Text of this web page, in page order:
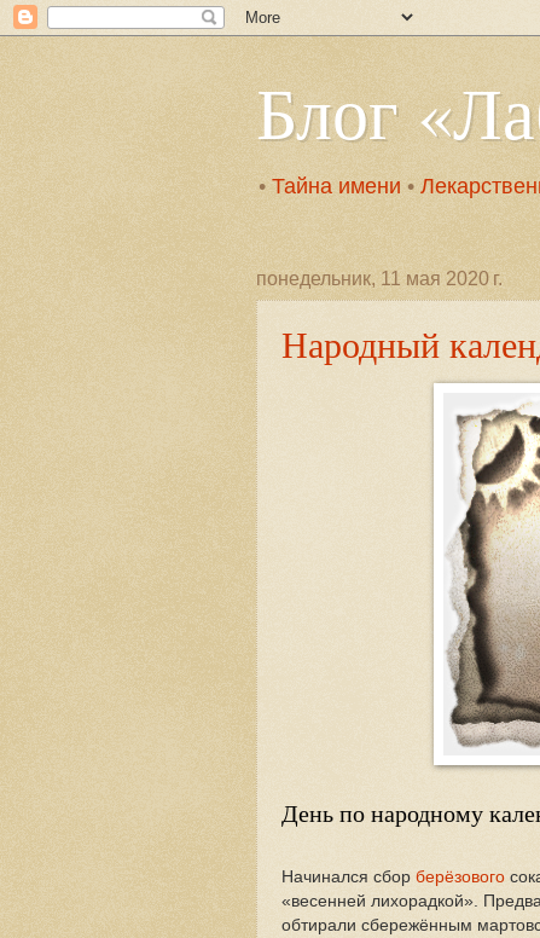
Блог
• Тайна имени •
понедельник, 11 мая 2020 г.
Народный
День по народному
Начинался сбор берёзового
«весенней лихорадкой».
обтирали сбережённым